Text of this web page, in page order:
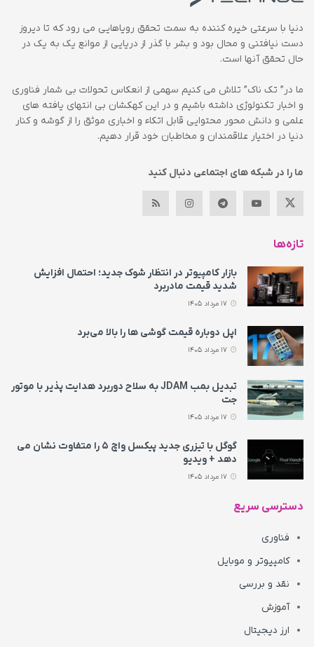
دنیا با سرعتی خیره کننده به سمت تحقق رویاهایی می رود که تا دیروز
دست نیافتنی و محال بود و بشر با گذر از دریایی از موانع یک به یک در
حال تحقق آنها است.
ما در” تک ناک” تلاش می کنیم سهمی از انعکاس تحولات بی شمار فناوری
و اخبار تکنولوژی داشته باشیم و در این کهکشان بی انتهای یافته های
علمی و دانش محور محتوایی قابل اتکاء و اخباری موثق را از گوشه و کنار
دنیا در اختیار علاقمندان و مخاطبان خود قرار دهیم.
ما را در شبکه های اجتماعی دنبال کنید
تازه‌ها
بازار کامپیوتر در انتظار شوک جدید؛ احتمال افزایش
شدید قیمت مادربرد
اپل دوباره قیمت‌ گوشی ها را بالا می‌برد
تبدیل بمب JDAM به سلاح دوربرد هدایت پذیر با موتور
جت
گوگل با تیزری جدید پیکسل واچ ۵ را متفاوت نشان می‌
دهد + ویدیو
دسترسی سریع
فناوری
کامپیوتر و موبایل
نقد و بررسی
آموزش
ارز دیجیتال